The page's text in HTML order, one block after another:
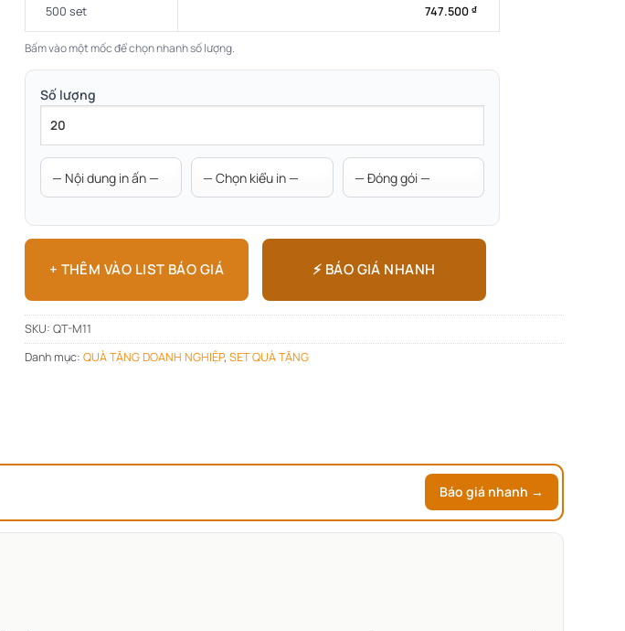
500 set 747.500 ₫
Bấm vào một mốc để chọn nhanh số lượng.
Số lượng
+ THÊM VÀO LIST BÁO GIÁ ⚡ BÁO GIÁ NHANH
SKU: QT-M11
Danh mục: QUÀ TẶNG DOANH NGHIỆP, SET QUÀ TẶNG
Báo giá nhanh →